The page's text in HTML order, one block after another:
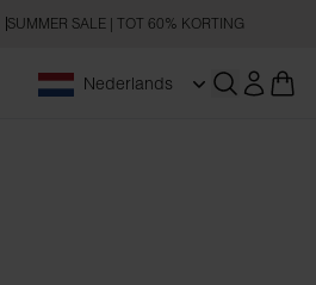
SUMMER SALE | TOT 60% KORTING
Nederlands